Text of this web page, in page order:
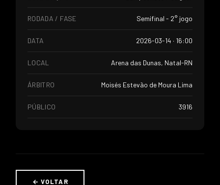
RODADA / FASE Semifinal - 2° jogo
DATA 2026-03-14 · 16:00
LOCAL Arena das Dunas, Natal-RN
ÁRBITRO Moisés Estevão de Moura Lima
PÚBLICO 3916
← VOLTAR